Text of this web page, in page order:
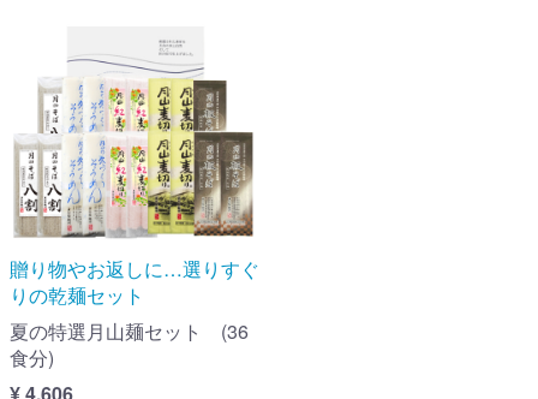
贈り物やお返しに…選りすぐ
りの乾麺セット
夏の特選月山麺セット (36
食分)